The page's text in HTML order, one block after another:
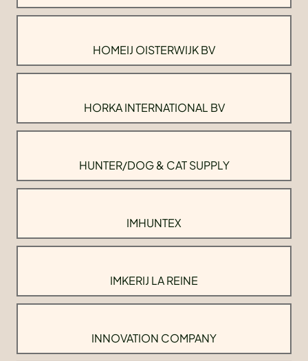
HOMEIJ OISTERWIJK BV
HORKA INTERNATIONAL BV
HUNTER/DOG & CAT SUPPLY
IMHUNTEX
IMKERIJ LA REINE
INNOVATION COMPANY